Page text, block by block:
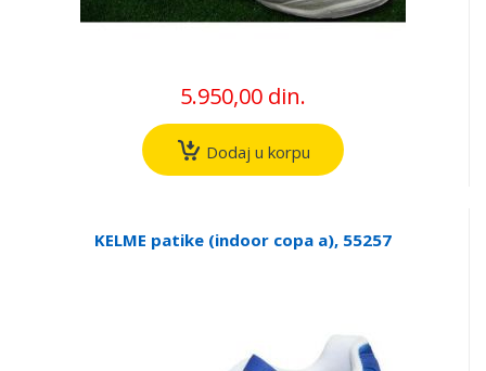
5.950,00 din.
Dodaj u korpu
KELME patike (indoor copa a), 55257